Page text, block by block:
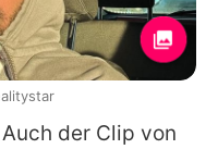
der Clip von